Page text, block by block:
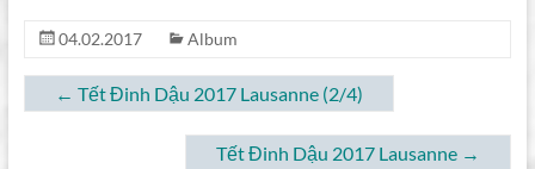
04.02.2017 Album
← Tết Đinh Dậu 2017 Lausanne (2/4)
Tết Đinh Dậu 2017 Lausanne →